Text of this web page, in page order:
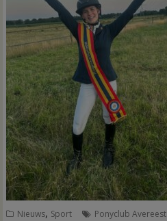
Nieuws, Sport Ponyclub Avereest